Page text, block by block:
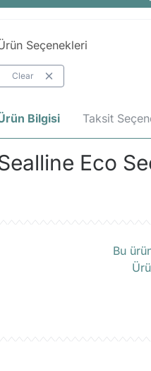
Seçenekleri
Clear
Bilgisi Taksit
Eco
Bu